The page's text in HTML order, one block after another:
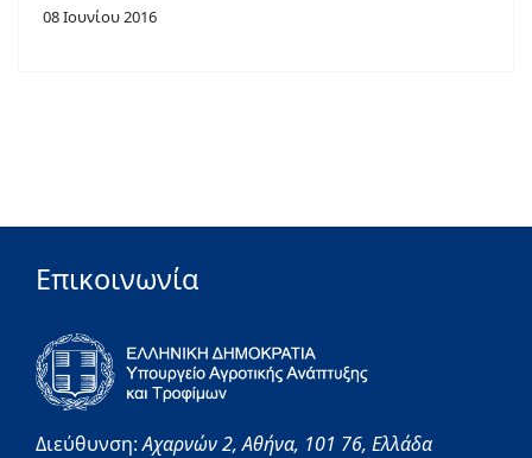
08 Ιουνίου 2016
Επικοινωνία
Διεύθυνση:Αχαρνών 2,Αθήνα, 101 76, Ελλάδα